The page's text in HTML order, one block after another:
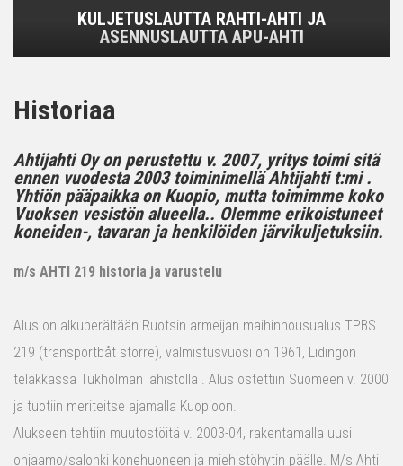
KULJETUSLAUTTA RAHTI-AHTI JA
ASENNUSLAUTTA APU-AHTI
Historiaa
Ahtijahti Oy on perustettu v. 2007, yritys toimi sitä
ennen vuodesta 2003 toiminimellä Ahtijahti t:mi .
Yhtiön pääpaikka on Kuopio, mutta toimimme koko
Vuoksen vesistön alueella.. Olemme erikoistuneet
koneiden-, tavaran ja henkilöiden järvikuljetuksiin.
m/s AHTI 219 historia ja varustelu
Alus on alkuperältään Ruotsin armeijan maihinnousualus TPBS
219 (transportbåt större), valmistusvuosi on 1961, Lidingön
telakkassa Tukholman lähistöllä . Alus ostettiin Suomeen v. 2000
ja tuotiin meriteitse ajamalla Kuopioon.
Alukseen tehtiin muutostöitä v. 2003-04, rakentamalla uusi
ohjaamo/salonki konehuoneen ja miehistöhytin päälle. M/s Ahti